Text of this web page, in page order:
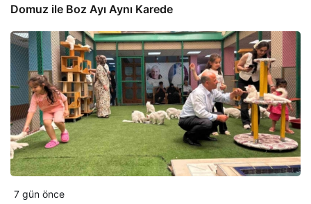
Domuz ile Boz Ayı Aynı Karede
7 gün önce